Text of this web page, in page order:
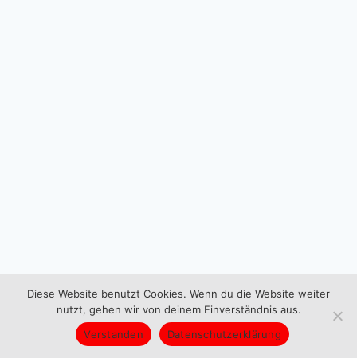
Diese Website benutzt Cookies. Wenn du die Website weiter
nutzt, gehen wir von deinem Einverständnis aus.
Verstanden
Datenschutzerklärung